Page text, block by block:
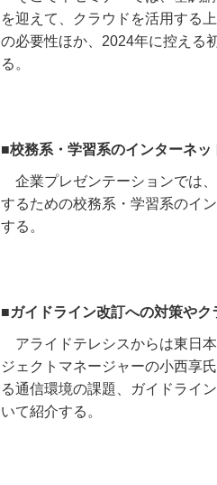
を迎えて、クラウドを活用する
の必要性ほか、 2024年に控える
る。
■校務系・学習系のインターネッ
企業プレゼンテーションでは、
するための校務系・学習系のイ
する。
■ガイドライン改訂への対策や
アライドテレシスからは東日
ジェクトマネージャーの小西享氏
る通信環境の課題、ガイドライ
いて紹介する。